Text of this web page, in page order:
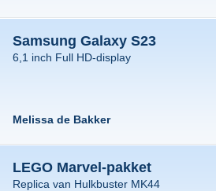
Samsung Galaxy S23
6,1 inch Full HD-display
Melissa de Bakker
LEGO Marvel-pakket
Replica van Hulkbuster MK44